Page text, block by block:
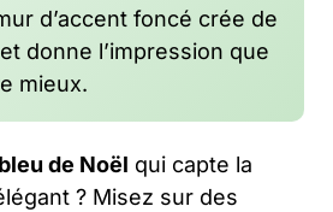
d’accent foncé crée de
donne l’impression que
mieux.
de Noël qui capte la
? Misez sur des